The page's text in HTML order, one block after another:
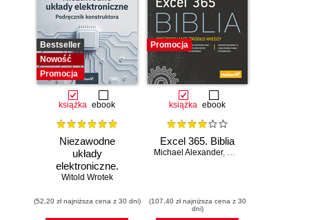
Bestseller
Nowość
Promocja
książka ebook
Niezawodne
układy
elektroniczne.
Podręcznik
Witold Wrotek
(52,20 zł najniższa cena z 30 dni)
Promocja
książka ebook
Excel 365. Biblia
Michael Alexander, Dick Kusleika
(107,40 zł najniższa cena z 30
dni)